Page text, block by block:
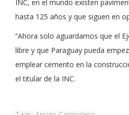
INC, en el mundo existen
hasta 125 años y que siguen en
“Ahora solo aguardamos que el
libre y que Paraguay pueda
emplear cemento en la
el titular de la INC.